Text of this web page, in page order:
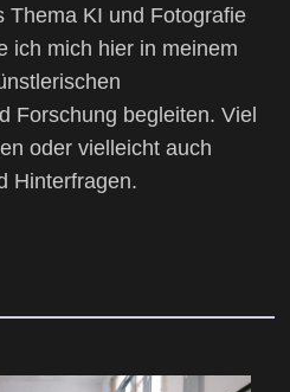
Thema KI und Fotografie
ich mich hier in meinem
Forschung begleiten. Viel
oder vielleicht auch
Hinterfragen.